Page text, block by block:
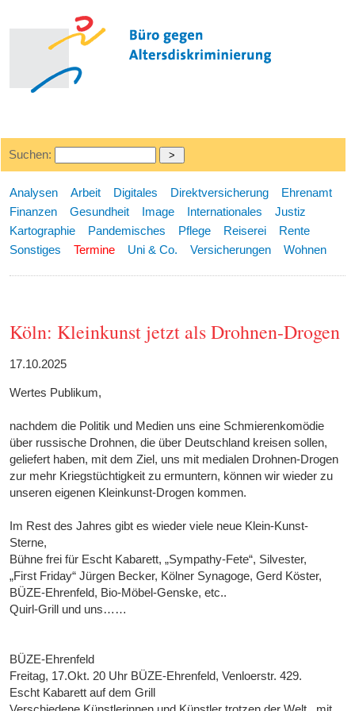
Suchen:
Analysen Arbeit Digitales Direktversicherung
Ehrenamt
Finanzen
Gesundheit Image Internationales
Justiz
Kartographie
Pandemisches Pflege Reiserei
Rente
Sonstiges
Termine Uni & Co. Versicherungen Wohnen
Köln: Kleinkunst jetzt als Drohnen-Drogen
17.10.2025
Wertes Publikum,
nachdem die Politik und Medien uns eine Schmierenkomödie
über russische Drohnen, die über Deutschland kreisen sollen,
geliefert haben, mit dem Ziel, uns mit medialen Drohnen-Drogen
zur mehr Kriegstüchtigkeit zu ermuntern, können wir wieder zu
unseren eigenen Kleinkunst-Drogen kommen.
Im Rest des Jahres gibt es wieder viele neue Klein-Kunst-
Sterne,
Bühne frei für Escht Kabarett, „Sympathy-Fete“, Silvester,
„First Friday“ Jürgen Becker, Kölner Synagoge, Gerd Köster,
BÜZE-Ehrenfeld, Bio-Möbel-Genske, etc..
Quirl-Grill und uns……
BÜZE-Ehrenfeld
Freitag, 17.Okt. 20 Uhr BÜZE-Ehrenfeld, Venloerstr. 429.
Escht Kabarett auf dem Grill